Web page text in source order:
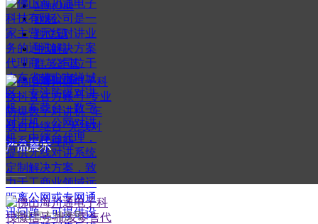
版权所有： 佛山市海川通电子科
技有限公司
MagOne
欧标
科立讯
中瑞科
群英荟萃
组网设备
产品展示
——
关注官方抖音号